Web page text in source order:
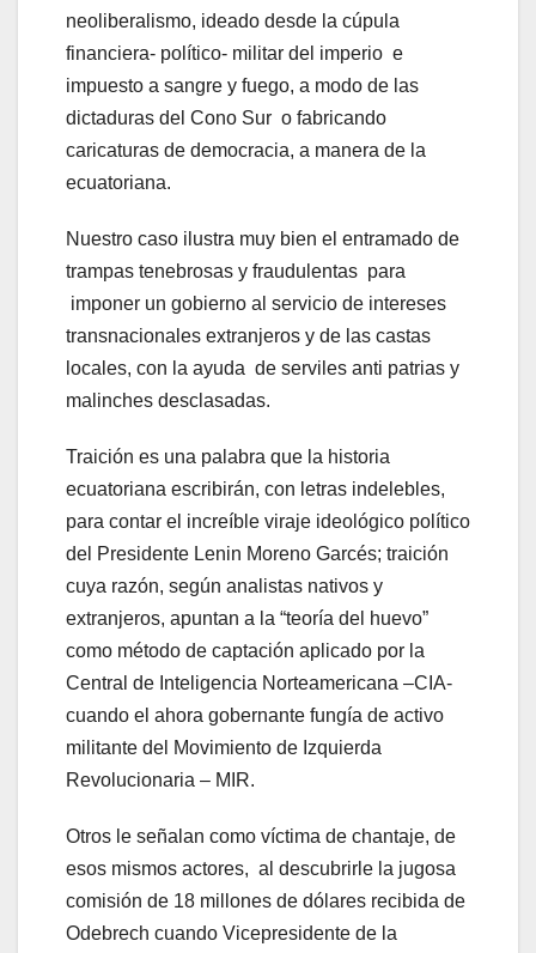
neoliberalismo, ideado desde la cúpula
financiera- político- militar del imperio e
impuesto a sangre y fuego, a modo de las
dictaduras del Cono Sur o fabricando
caricaturas de democracia, a manera de la
ecuatoriana.
Nuestro caso ilustra muy bien el entramado de
trampas tenebrosas y fraudulentas para
imponer un gobierno al servicio de intereses
transnacionales extranjeros y de las castas
locales, con la ayuda de serviles anti patrias y
malinches desclasadas.
Traición es una palabra que la historia
ecuatoriana escribirán, con letras indelebles,
para contar el increíble viraje ideológico político
del Presidente Lenin Moreno Garcés; traición
cuya razón, según analistas nativos y
extranjeros, apuntan a la “teoría del huevo”
como método de captación aplicado por la
Central de Inteligencia Norteamericana –CIA-
cuando el ahora gobernante fungía de activo
militante del Movimiento de Izquierda
Revolucionaria – MIR.
Otros le señalan como víctima de chantaje, de
esos mismos actores, al descubrirle la jugosa
comisión de 18 millones de dólares recibida de
Odebrech cuando Vicepresidente de la